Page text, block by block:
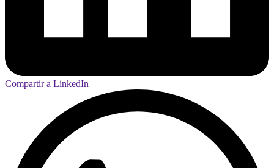
Compartir a LinkedIn